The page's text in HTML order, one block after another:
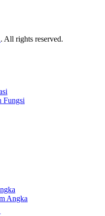
. All rights reserved.
Fungsi
Angka